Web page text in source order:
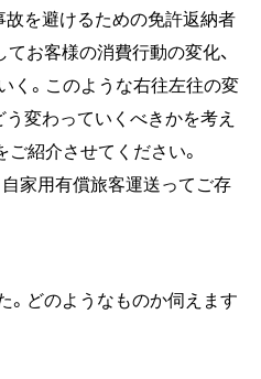
故を避けるための免許返納者
お客様の消費行動の変化、
く。このような右往左往の変
変わっていくべきかを考え
紹介させてください。
自家用有償旅客運送ってご存
。どのようなものか伺えます